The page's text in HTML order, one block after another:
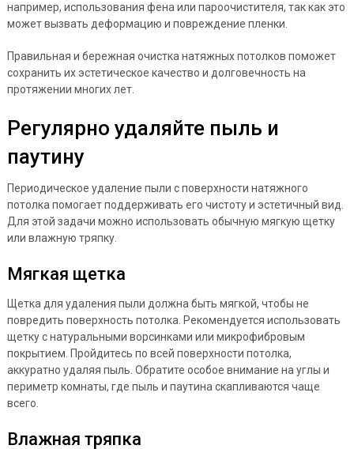
например, использования фена или пароочистителя, так как это
может вызвать деформацию и повреждение пленки.
Правильная и бережная очистка натяжных потолков поможет
сохранить их эстетическое качество и долговечность на
протяжении многих лет.
Регулярно удаляйте пыль и
паутину
Периодическое удаление пыли с поверхности натяжного
потолка помогает поддерживать его чистоту и эстетичный вид.
Для этой задачи можно использовать обычную мягкую щетку
или влажную тряпку.
Мягкая щетка
Щетка для удаления пыли должна быть мягкой, чтобы не
повредить поверхность потолка. Рекомендуется использовать
щетку с натуральными ворсинками или микрофибровым
покрытием. Пройдитесь по всей поверхности потолка,
аккуратно удаляя пыль. Обратите особое внимание на углы и
периметр комнаты, где пыль и паутина скапливаются чаще
всего.
Влажная тряпка